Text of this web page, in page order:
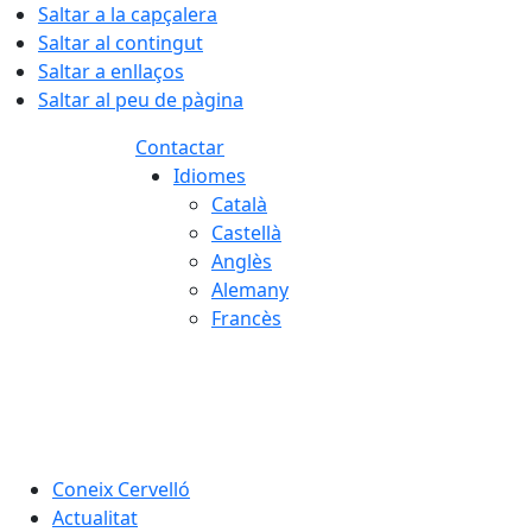
Saltar a la capçalera
Saltar al contingut
Saltar a enllaços
Saltar al peu de pàgina
Contactar
Idiomes
Català
Castellà
Anglès
Alemany
Francès
Coneix Cervelló
Actualitat